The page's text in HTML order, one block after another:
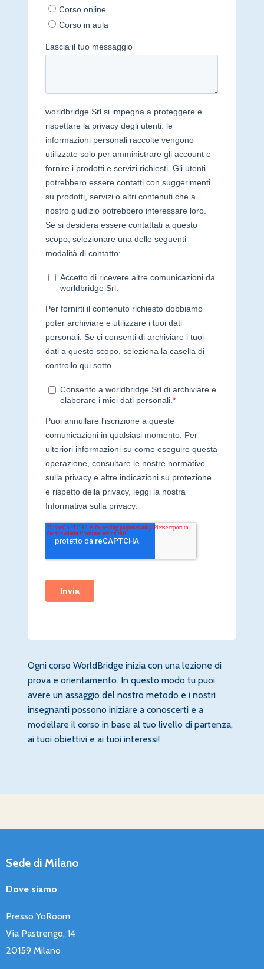
Ogni corso WorldBridge inizia con una lezione di
prova e orientamento. In questo modo tu puoi
avere un assaggio del nostro metodo e i nostri
insegnanti possono iniziare a conoscerti e a
modellare il corso in base al tuo livello di partenza,
ai tuoi obiettivi e ai tuoi interessi!
Sede di Milano
Dove siamo
Presso YoRoom
Via Pastrengo, 14
20159 Milano